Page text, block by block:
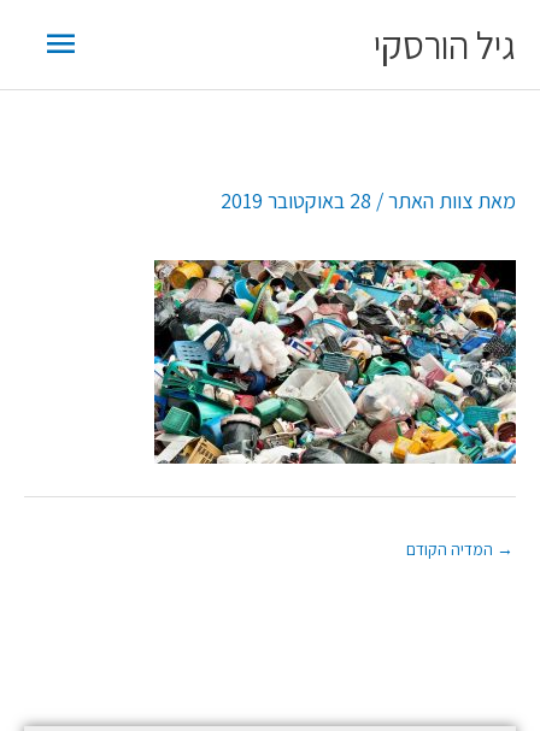
לתוכןגיל הורסקי
ראשי
מאת צוות האתר/ 28 באוקטובר 2019
→ המדיה הקודם